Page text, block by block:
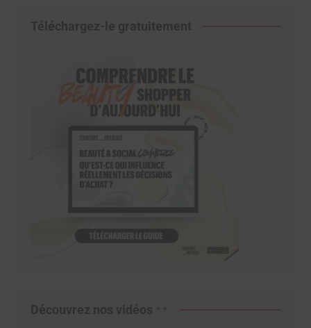
Téléchargez-le gratuitement
Découvrez nos vidéos